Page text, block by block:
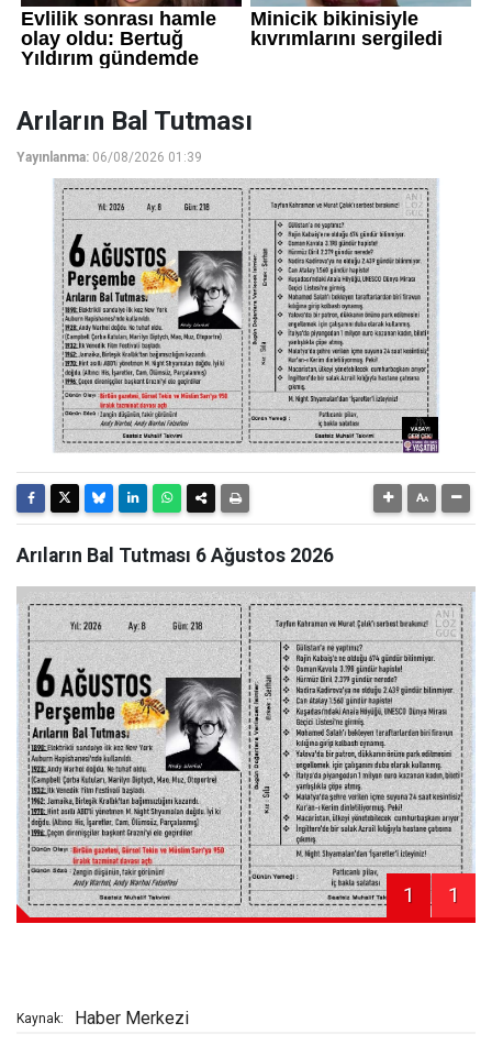
Arıların Bal Tutması
Yayınlanma: 06/08/2026 01:39
Arıların Bal Tutması 6 Ağustos 2026
1 1
Kaynak: Haber Merkezi